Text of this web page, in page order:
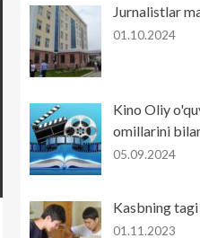
Jurnalistlar
01.10.2024
Kino Oliy
omillarini
05.09.2024
Kasbning
01.11.2023